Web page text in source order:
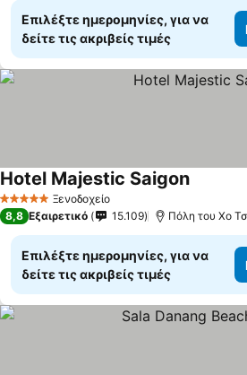
Επιλέξτε ημερομηνίες, για να
δείτε τις ακριβείς τιμές
5 Αστέρια Ξενοδοχείο
Hotel Majestic Saigon
8,8 Εξαιρετικό 15.109 Πόλη του Χο
Επιλέξτε ημερομηνίες, για να
δείτε τις ακριβείς τιμές